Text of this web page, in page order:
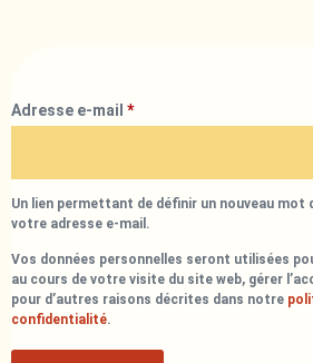
Adresse e-mail *
Un lien permettant de définir un nouveau mot
votre adresse e-mail.
Vos données personnelles seront utilisées
au cours de votre visite du site web, gérer
pour d’autres raisons décrites dans notre
confidentialité.